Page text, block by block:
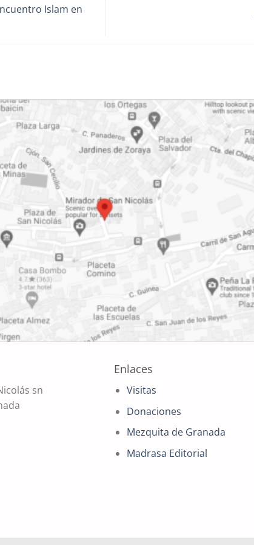
Islam en
sn
Enlaces
Visitas
Donaciones
Mezquita de Granada
Madrasa Editorial